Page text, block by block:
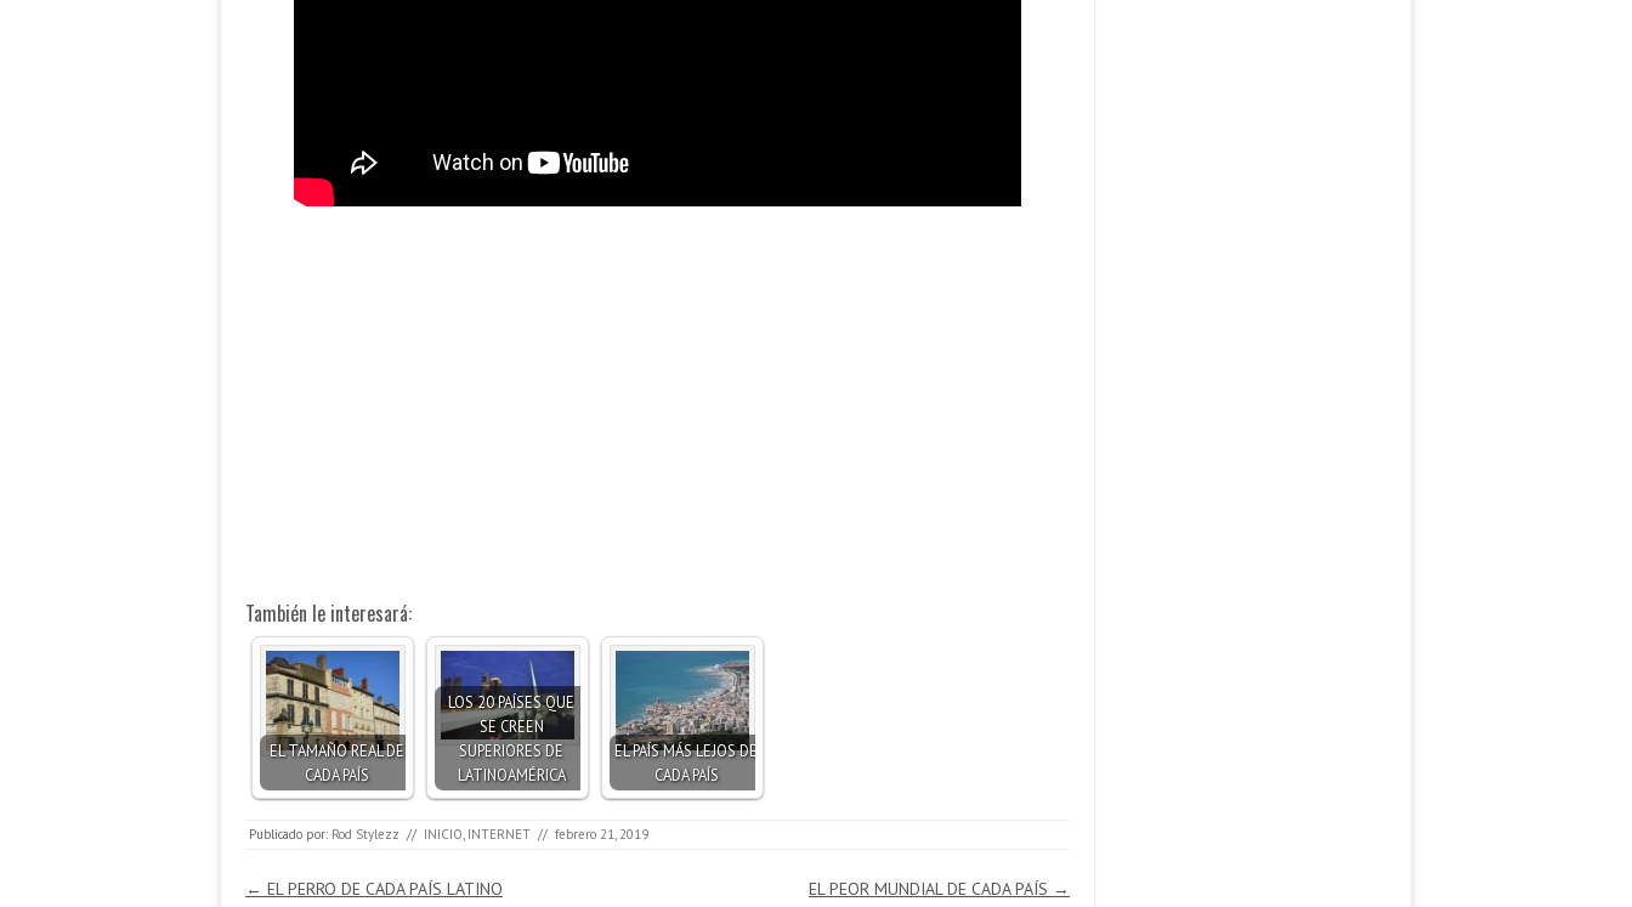
También le interesará:
EL TAMAÑO REAL DE
CADA PAÍS
LOS 20 PAÍSES QUE
SE CREEN
SUPERIORES DE
LATINOAMÉRICA
EL PAÍS MÁS LEJOS DE
CADA PAÍS
Publicado por: Rod Stylezz // INICIO INTERNET // febrero 21, 2019
Navegación de entradas
← EL PERRO DE CADA PAÍS LATINO EL PEOR MUNDIAL DE CADA PAÍS →